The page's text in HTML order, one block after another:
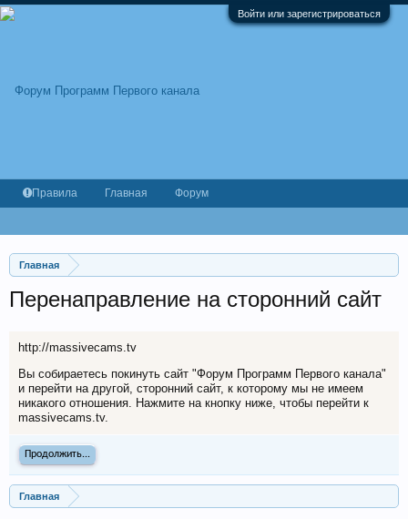
Войти или зарегистрироваться
Главная
Перенаправление на сторонний сайт
http://massivecams.tv
Вы собираетесь покинуть сайт "Форум Программ Первого канала"
и перейти на другой, сторонний сайт, к которому мы не имеем
никакого отношения. Нажмите на кнопку ниже, чтобы перейти к
massivecams.tv.
Продолжить...
Главная
Правила Главная Форум